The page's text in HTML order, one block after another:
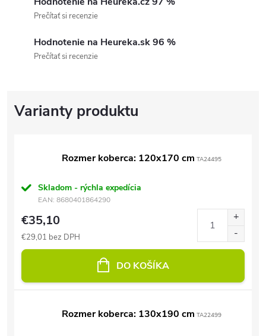
Prečítať si recenzie
Hodnotenie na Heureka.sk 96 %
Prečítať si recenzie
Rozmer koberca: 120x170 cm TA24495
Skladom - rýchla expedícia
EAN: 8680401864290
€35,10
€29,01 bez DPH
DO KOŠÍKA
Rozmer koberca: 130x190 cm TA22499